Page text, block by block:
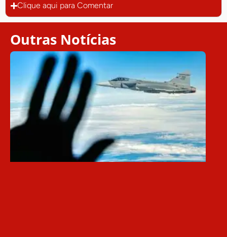
Clique aqui para Comentar
Outras Notícias